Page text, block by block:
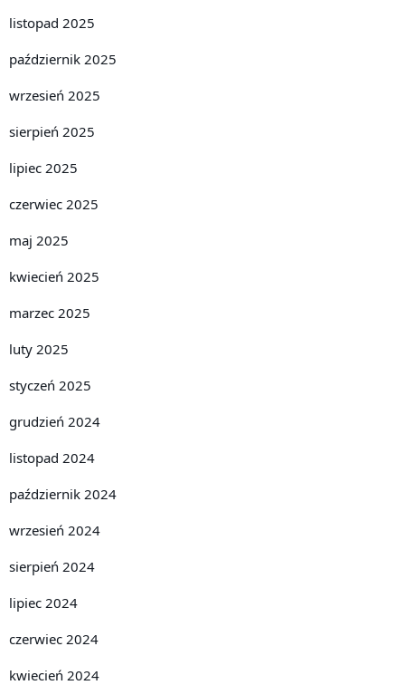
listopad 2025
październik 2025
wrzesień 2025
sierpień 2025
lipiec 2025
czerwiec 2025
maj 2025
kwiecień 2025
marzec 2025
luty 2025
styczeń 2025
grudzień 2024
listopad 2024
październik 2024
wrzesień 2024
sierpień 2024
lipiec 2024
czerwiec 2024
kwiecień 2024